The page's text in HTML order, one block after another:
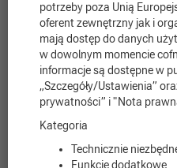
potrzeby poza Unią
oferent zewnętrzny jak i
mają dostęp do danych
w dowolnym momencie
informacje są dostępne w
„Szczegóły/Ustawienia”
prywatności” i "Nota
Kategoria
Technicznie
Funkcje dodatkowe
Nota